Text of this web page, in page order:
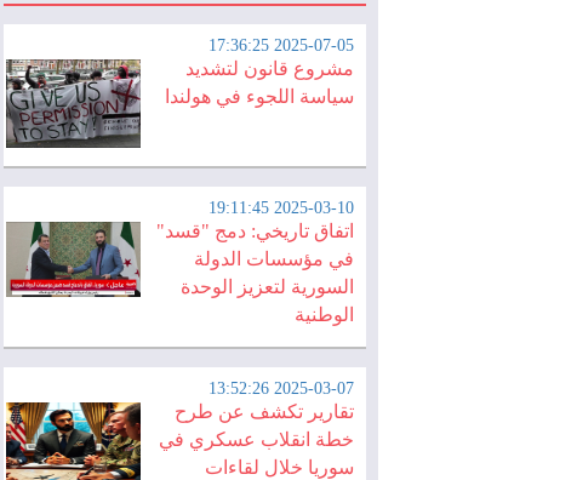
2025-07-05 17:36:25
مشروع قانون لتشديد
سياسة اللجوء في هولندا
2025-03-10 19:11:45
اتفاق تاريخي: دمج "قسد"
في مؤسسات الدولة
السورية لتعزيز الوحدة
الوطنية
2025-03-07 13:52:26
تقارير تكشف عن طرح
خطة انقلاب عسكري في
سوريا خلال لقاءات